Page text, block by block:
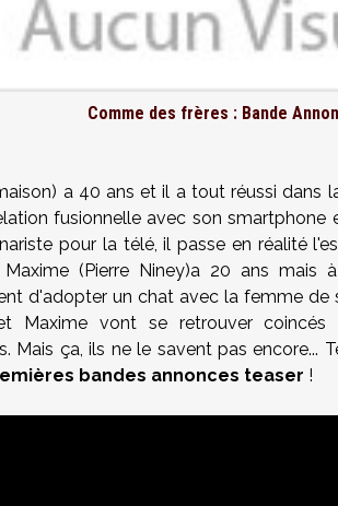
Comme des frères : Bande
a 40 ans et il a tout réussi dans
fusionnelle avec son smartphone
pour la télé, il passe en réalité
(Pierre Niney)a 20 ans mais
d'adopter un chat avec la femme de
Maxime vont se retrouver
Mais ça, ils ne le savent pas encore...
bandes annonces teaser !